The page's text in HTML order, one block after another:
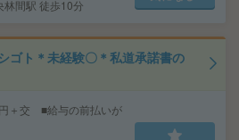
林間駅 徒歩10分
ゴト＊未経験〇＊私道承諾書の
＋交 ■給与の前払いが